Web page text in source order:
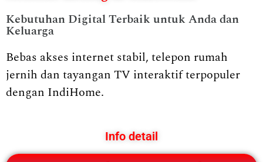
Kebutuhan Digital Terbaik untuk Anda dan
Keluarga
Bebas akses internet stabil, telepon rumah
jernih dan tayangan TV interaktif terpopuler
dengan IndiHome.
Info detail